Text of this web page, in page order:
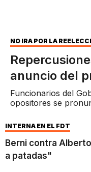
NO IRÁ POR LA
anuncio del
Funcionarios del
opositores se
INTERNA EN EL FDT
Berni contra
a patadas"